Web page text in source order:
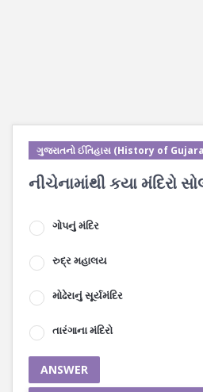
ગુજરાતનો ઈતિહાસ (History of
નીચેનામાંથી કયા મંદિરો
ગોપનું મંદિર
રુદ્ર મહાલય
મોઢેરાનું સૂર્યમંદિર
તારંગાના મંદિરો
ANSWER